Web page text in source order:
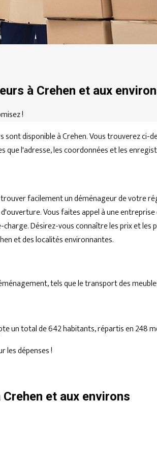
à Crehen et aux
!
disponible à Crehen. Vous trouverez
l'adresse, les coordonnées et les
facilement un déménageur de
Vous faites appel à une
Désirez-vous connaître les prix et
et des localités environnantes.
tels que le transport des
un total de 642 habitants, répartis en 248
les dépenses !
et aux environs